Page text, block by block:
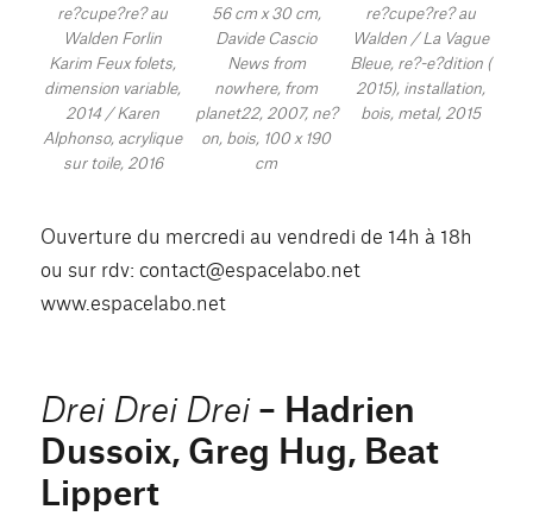
re?cupe?re? au
Walden Forlin
Karim Feux folets,
dimension variable,
2014 / Karen
Alphonso, acrylique
sur toile, 2016
56 cm x 30 cm,
Davide Cascio
News from
nowhere, from
planet22, 2007, ne?
on, bois, 100 x 190
cm
re?cupe?re? au
Walden / La Vague
Bleue, re?-e?dition (
2015), installation,
bois, metal, 2015
Ouverture du mercredi au vendredi de 14h à 18h
ou sur rdv: contact@espacelabo.net
www.espacelabo.net
Drei Drei Drei– Hadrien
Dussoix, Greg Hug, Beat
Lippert